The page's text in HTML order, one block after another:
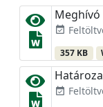
Meghívó
event_available
357 KB
event_available